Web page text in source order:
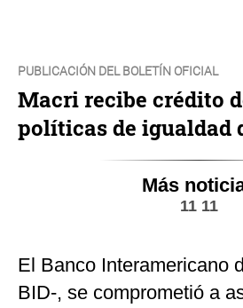
PUBLICACIÓN DEL BOLETÍN OFICIAL
Macri recibe crédito
políticas de igualdad
Más
11 11
El Banco Interamericano
BID-, se comprometió a